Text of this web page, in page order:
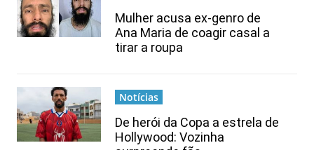
Mulher acusa ex-genro de
Ana Maria de coagir casal a
tirar a roupa
Notícias
De herói da Copa a estrela de
Hollywood: Vozinha